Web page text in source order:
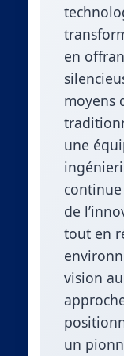
en
moyens
une
de
tout en
vision
un